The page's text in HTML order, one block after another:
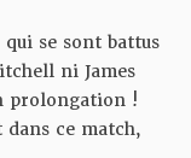
se sont battus
ni James
prolongation !
ce match,